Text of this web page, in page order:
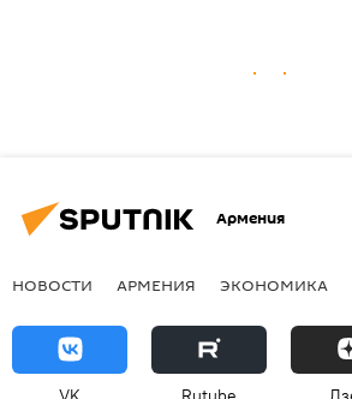
Армения
НОВОСТИ АРМЕНИЯ ЭКОНОМИКА